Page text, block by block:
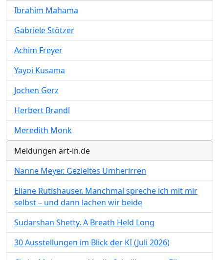
Ibrahim Mahama
Gabriele Stötzer
Achim Freyer
Yayoi Kusama
Jochen Gerz
Herbert Brandl
Meredith Monk
Meldungen art-in.de
Nanne Meyer. Gezieltes Umherirren
Eliane Rutishauser. Manchmal spreche ich mit mir
selbst – und dann lachen wir beide
Sudarshan Shetty. A Breath Held Long
30 Ausstellungen im Blick der KI (Juli 2026)